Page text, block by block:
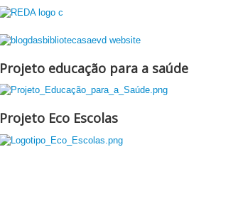
Projeto educação para a saúde
Projeto Eco Escolas